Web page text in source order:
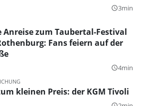
query_builder3min
Anreise zum Taubertal-Festival
Fans feiern auf der
query_builder4min
kleinen Preis: der KGM Tivoli